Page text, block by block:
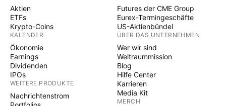
Aktien
ETFs
Krypto-Coins
KALENDER
Ökonomie
Earnings
Dividenden
IPOs
WEITERE PRODUKTE
Nachrichtenstrom
Futures der CME Group
Eurex-Termingeschäfte
US-Aktienbündel
ÜBER DAS UNTERNEHMEN
Wer wir sind
Weltraummission
Blog
Hilfe Center
Karrieren
Media Kit
MERCH